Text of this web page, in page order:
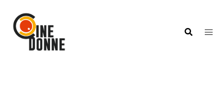
contenu